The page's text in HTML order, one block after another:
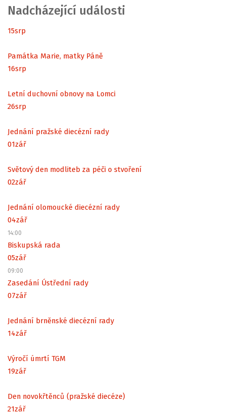
Nadcházející události
15srp
Památka Marie, matky Páně
16srp
Letní duchovní obnovy na Lomci
26srp
Jednání pražské diecézní rady
01zář
Světový den modliteb za péči o stvoření
02zář
Jednání olomoucké diecézní rady
04zář
14:00
Biskupská rada
05zář
09:00
Zasedání Ústřední rady
07zář
Jednání brněnské diecézní rady
14zář
Výročí úmrtí TGM
19zář
Den novokřtěnců (pražské diecéze)
21zář